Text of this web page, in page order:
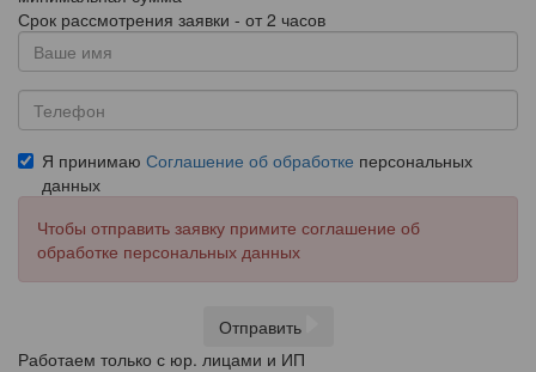
Срок рассмотрения заявки - от 2 часов
Я принимаю Соглашение об обработке персональных
данных
Чтобы отправить заявку примите соглашение об
обработке персональных данных
Отправить
Работаем только с юр. лицами и ИП